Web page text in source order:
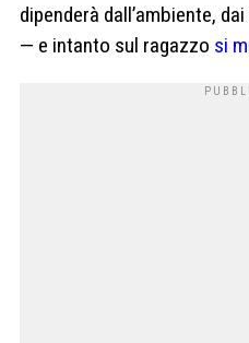
dipenderà dall’ambiente,
— e intanto sul ragazzo si